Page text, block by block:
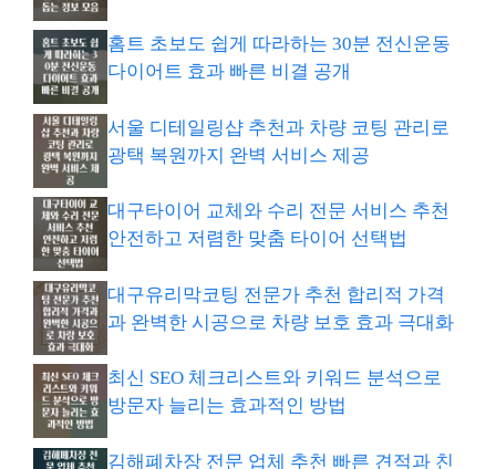
홈트 초보도 쉽게 따라하는 30분 전신운동
다이어트 효과 빠른 비결 공개
서울 디테일링샵 추천과 차량 코팅 관리로
광택 복원까지 완벽 서비스 제공
대구타이어 교체와 수리 전문 서비스 추천
안전하고 저렴한 맞춤 타이어 선택법
대구유리막코팅 전문가 추천 합리적 가격
과 완벽한 시공으로 차량 보호 효과 극대화
최신 SEO 체크리스트와 키워드 분석으로
방문자 늘리는 효과적인 방법
김해폐차장 전문 업체 추천 빠른 견적과 친